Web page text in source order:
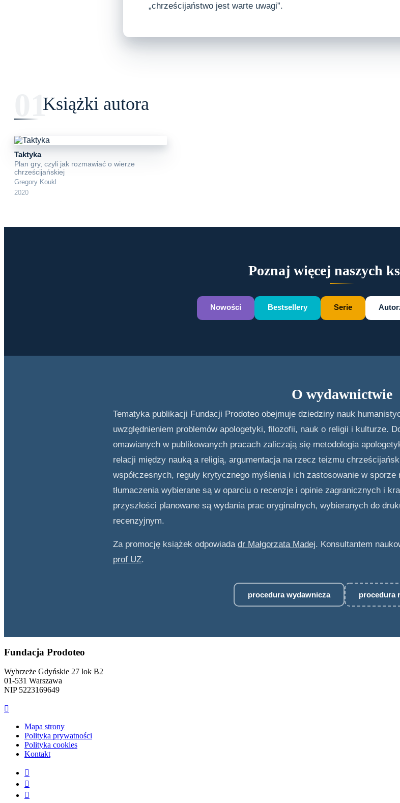
„chrześcijaństwo jest warte uwagi”.
Książki autora
Taktyka
Plan gry, czyli jak rozmawiać o wierze
chrześcijańskiej
Gregory Koukl
2020
Poznaj więcej naszych
Nowości Bestsellery Serie
O wydawnictwie
Tematyka publikacji Fundacji Prodoteo obejmuje dziedziny nauk
uwzględnieniem problemów apologetyki, filozofii, nauk o religii i kulturze.
omawianych w publikowanych pracach zaliczają się metodologia
relacji między nauką a religią, argumentacja na rzecz teizmu
współczesnych, reguły krytycznego myślenia i ich zastosowanie w
tłumaczenia wybierane są w oparciu o recenzje i opinie zagranicznych i
przyszłości planowane są wydania prac oryginalnych, wybieranych do
recenzyjnym.
Za promocję książek odpowiada dr Małgorzata Madej. Konsultantem
prof UZ.
procedura wydawnicza procedura
Fundacja Prodoteo
Wybrzeże Gdyńskie 27 lok B2
01-531 Warszawa
NIP 5223169649

Mapa strony
Polityka prywatności
Polityka cookies
Kontakt


